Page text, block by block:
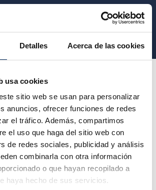
Detalles Acerca de las cookies
usa cookies
sitio web se usan para personalizar
anuncios, ofrecer funciones de redes
el tráfico. Además, compartimos
el uso que haga del sitio web con
de redes sociales, publicidad y análisis
combinarla con otra información
o que hayan recopilado a
haya hecho de sus servicios.
Pantalon de travail
TRAVAIL
excuser pour le désagrément.
recherche